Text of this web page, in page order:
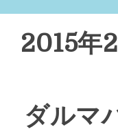
2015年
ダルマ